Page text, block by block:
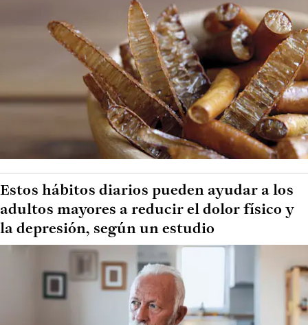
Estos hábitos diarios pueden ayudar a los
adultos mayores a reducir el dolor físico y
la depresión, según un estudio